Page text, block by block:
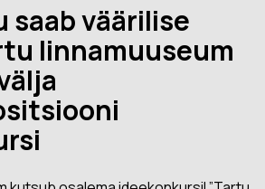
saab väärilise
linnamuuseum